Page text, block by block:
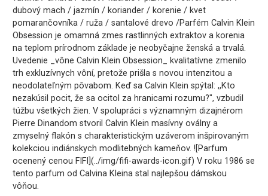
dubový mach / jazmín / koriander / korenie / kvet
pomarančovníka / ruža / santalové drevo /Parfém Calvin Klein
Obsession je omamná zmes rastlinných extraktov a korenia
na teplom prírodnom základe je neobyčajne ženská a trvalá.
Uvedenie _vône Calvin Klein Obsession_ kvalitatívne zmenilo
trh exkluzívnych vôní, pretože prišla s novou intenzitou a
neodolateľným pôvabom. Keď sa Calvin Klein spýtal: ,,Kto
nezakúsil pocit, že sa ocitol za hranicami rozumu?", vzbudil
túžbu všetkých žien. V spolupráci s významným dizajnérom
Pierre Dinandom stvoril Calvin Klein masívny oválny a
zmyselný flakón s charakteristickým uzáverom inšpirovaným
kolekciou indiánskych modlitebných kameňov. ![Parfum
ocenený cenou FIFI](../img/fifi-awards-icon.gif) V roku 1986 se
tento parfum od Calvina Kleina stal najlepšou dámskou
vôňou.